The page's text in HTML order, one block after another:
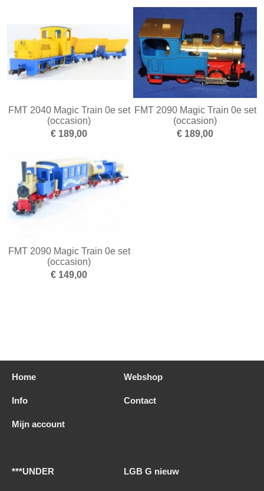
FMT 2040 Magic Train 0e set
(occasion)
€ 189,00
FMT 2090 Magic Train 0e set
(occasion)
€ 189,00
FMT 2090 Magic Train 0e set
(occasion)
€ 149,00
Home Webshop
Info Contact
Mijn account
***UNDER LGB G nieuw